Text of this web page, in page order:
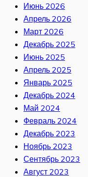
Июнь 2026
Апрель 2026
Март 2026
Декабрь 2025
Июнь 2025
Апрель 2025
Январь 2025
Декабрь 2024
Май 2024
Февраль 2024
Декабрь 2023
Ноябрь 2023
Сентябрь 2023
Август 2023